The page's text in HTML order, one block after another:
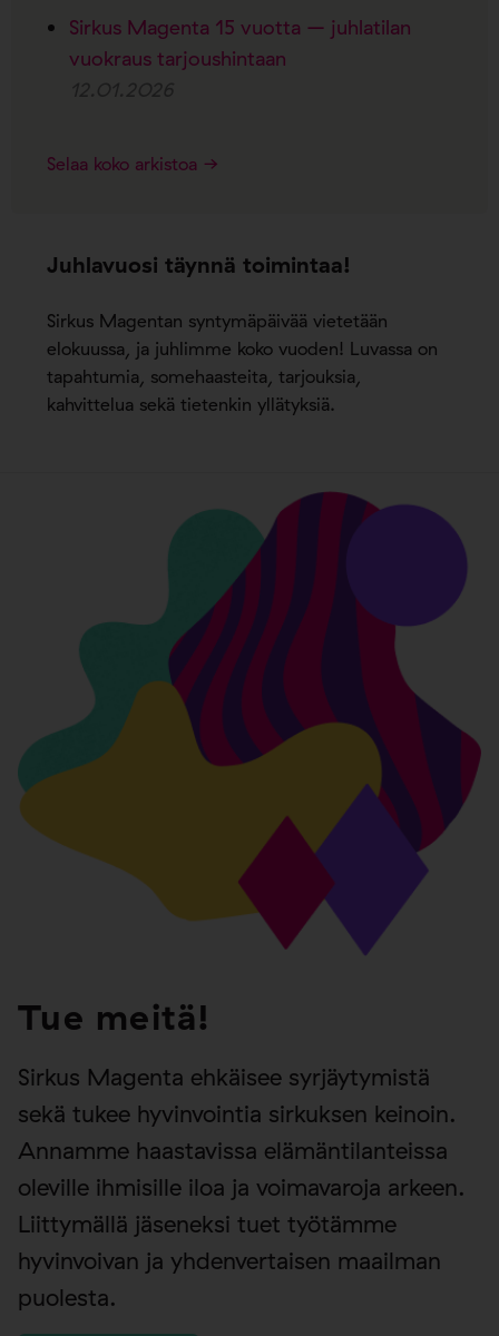
Sirkus Magenta 15 vuotta – juhlatilan
vuokraus tarjoushintaan
Selaa koko arkistoa →
Juhlavuosi täynnä toimintaa!
Sirkus Magentan syntymäpäivää vietetään
elokuussa, ja juhlimme koko vuoden! Luvassa on
tapahtumia, somehaasteita, tarjouksia,
kahvittelua sekä tietenkin yllätyksiä.
Tue meitä!
Sirkus Magenta ehkäisee syrjäytymistä
sekä tukee hyvinvointia sirkuksen keinoin.
Annamme haastavissa elämäntilanteissa
oleville ihmisille iloa ja voimavaroja arkeen.
Liittymällä jäseneksi tuet työtämme
hyvinvoivan ja yhdenvertaisen maailman
puolesta.